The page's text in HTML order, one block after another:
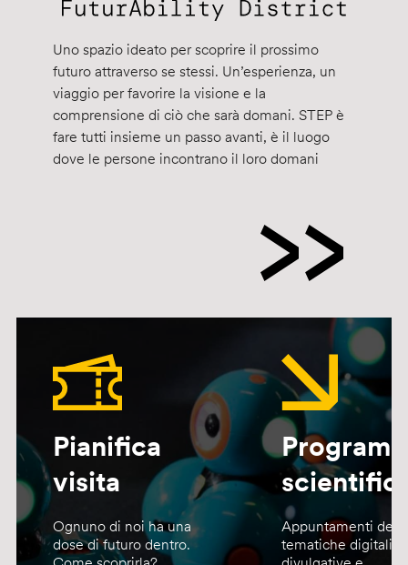
Uno spazio ideato per scoprire il prossimo
futuro attraverso se stessi. Un’esperienza, un
viaggio per favorire la visione e la
comprensione di ciò che sarà domani. STEP è
fare tutti insieme un passo avanti, è il luogo
dove le persone incontrano il loro domani
Pianifica
visita
Ognuno di noi ha una
dose di futuro dentro.
Appuntamenti
tematiche digitali,